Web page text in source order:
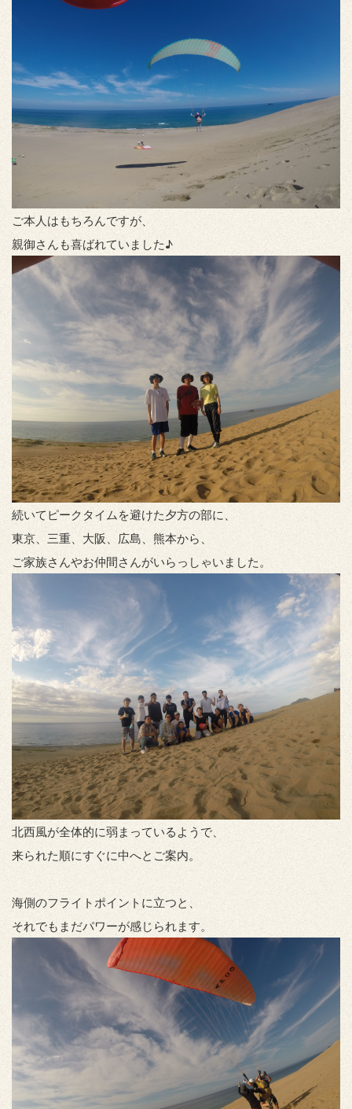
ご本人はもちろんですが、
親御さんも喜ばれていました♪
続いてピークタイムを避けた夕方の部に、
東京、三重、大阪、広島、熊本から、
ご家族さんやお仲間さんがいらっしゃいました。
北西風が全体的に弱まっているようで、
来られた順にすぐに中へとご案内。
海側のフライトポイントに立つと、
それでもまだパワーが感じられます。